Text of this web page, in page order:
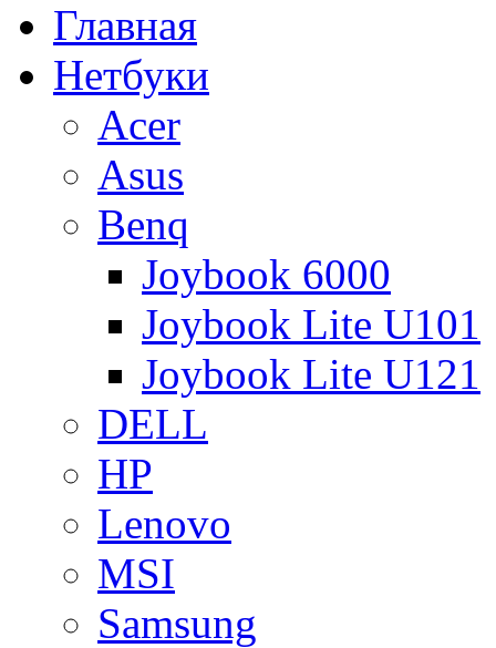
Главная
Нетбуки
Acer
Asus
Benq
Joybook 6000
Joybook Lite U101
Joybook Lite U121
DELL
HP
Lenovo
MSI
Samsung